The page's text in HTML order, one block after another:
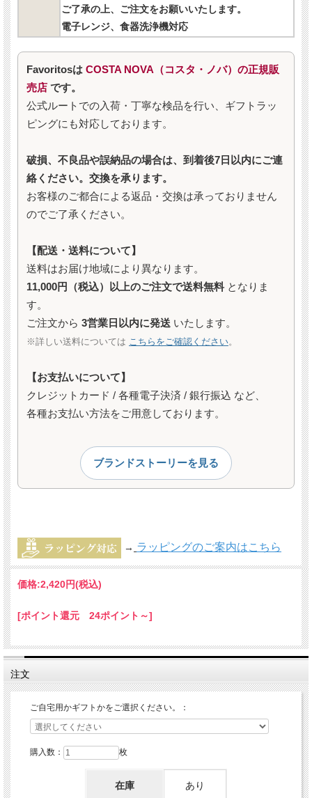
ご了承の上、ご注文をお願いいたします。
電子レンジ、食器洗浄機対応
Favoritosは COSTA NOVA（コスタ・ノバ）の正規販
売店 です。
公式ルートでの入荷・丁寧な検品を行い、ギフトラッ
ピングにも対応しております。
破損、不良品や誤納品の場合は、到着後7日以内にご連
絡ください。交換を承ります。
お客様のご都合による返品・交換は承っておりません
のでご了承ください。
【配送・送料について】
送料はお届け地域により異なります。
11,000円（税込）以上のご注文で送料無料 となりま
す。
ご注文から 3営業日以内に発送 いたします。
※詳しい送料については こちらをご確認ください。
【お支払いについて】
クレジットカード / 各種電子決済 / 銀行振込 など、
各種お支払い方法をご用意しております。
ブランドストーリーを見る
→ ラッピングのご案内はこちら
価格:2,420円(税込)
[ポイント還元 24ポイント～]
注文
ご自宅用かギフトかをご選択ください。：
購入数： 枚
在庫 あり